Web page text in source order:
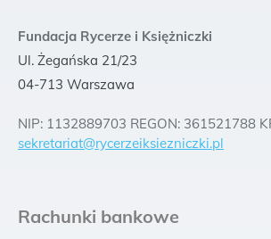
Fundacja Rycerze i Księżniczki
Ul. Żegańska 21/23
04-713 Warszawa
NIP: 1132889703 REGON: 361521788
sekretariat@rycerzeiksiezniczki.pl
Rachunki bankowe